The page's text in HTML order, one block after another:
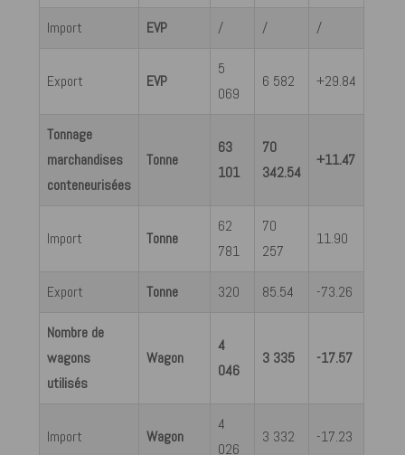
Import EVP / / /
Export EVP
5
069
6 582 +29.84
Tonnage
marchandises
conteneurisées
Tonne
63
101
70
342.54
+11.47
Import Tonne
62
781
70
257
11.90
Export Tonne 320 85.54 -73.26
Nombre de
wagons
utilisés
Wagon
4
046
3 335 -17.57
Import Wagon
4
026
3 332 -17.23